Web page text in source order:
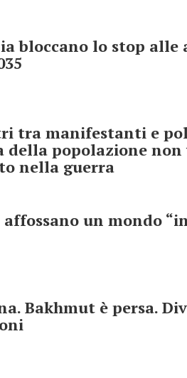
bloccano lo stop alle
tra manifestanti e
della popolazione non
nella guerra
un mondo
Bakhmut è persa.